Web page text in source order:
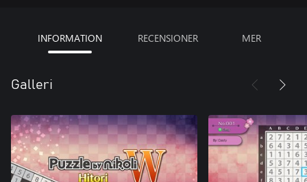
INFORMATION RECENSIONER MER
Galleri